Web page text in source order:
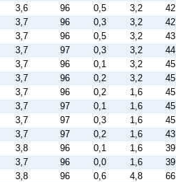
3,6 96 0,5 3,2
42
3,7 96 0,3 3,2
42
3,7 96 0,5 3,2
43
3,7 97 0,3 3,2
44
3,7 96 0,1 3,2
45
3,7 96 0,2 3,2
45
3,7 96 0,2 1,6
45
3,7 97 0,1 1,6
45
3,7 97 0,3 1,6
45
3,7 97 0,2 1,6
43
3,8 96 0,1 1,6
39
3,7 96 0,0 1,6
39
3,8 96 0,6 4,8
66